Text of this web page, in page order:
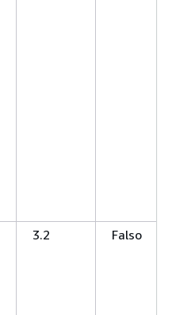
3.2 Falso